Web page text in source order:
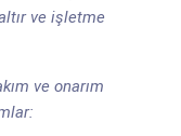
ve işletme
ve onarım